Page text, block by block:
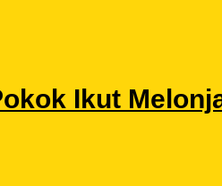
Ikut